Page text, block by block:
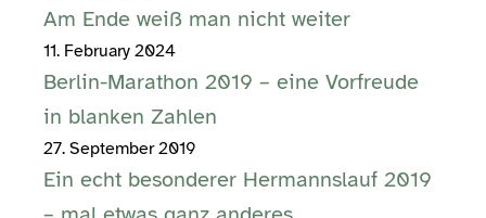
Am Ende weiß man nicht weiter
11. February 2024
Berlin-Marathon 2019 – eine Vorfreude
in blanken Zahlen
27. September 2019
Ein echt besonderer Hermannslauf 2019